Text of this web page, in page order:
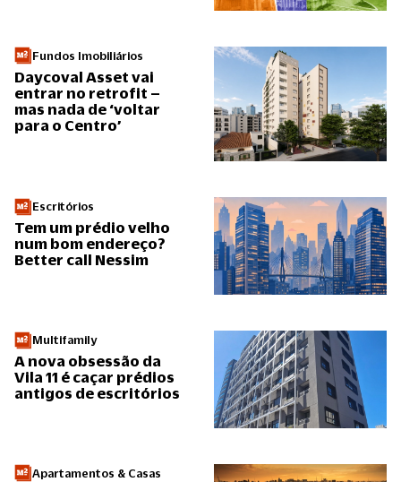
Fundos Imobiliários
Daycoval Asset vai
entrar no retrofit –
mas nada de ‘voltar
para o Centro’
Escritórios
Tem um prédio velho
num bom endereço?
Better call Nessim
Multifamily
A nova obsessão da
Vila 11 é caçar prédios
antigos de escritórios
Apartamentos & Casas